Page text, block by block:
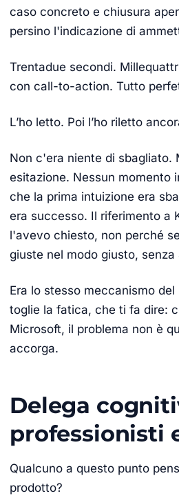
caso concreto e chiusura
persino l'indicazione di
Trentadue secondi.
con call-to-action. Tutto
L’ho letto. Poi l’ho riletto
Non c'era niente di sbagliato.
esitazione. Nessun momento
che la prima intuizione era
era successo. Il riferimento a
l'avevo chiesto, non perché
giuste nel modo giusto,
Era lo stesso meccanismo
toglie la fatica, che ti fa dire:
Microsoft, il problema non è
accorga.
Delega
professionisti
Qualcuno a questo punto
prodotto?